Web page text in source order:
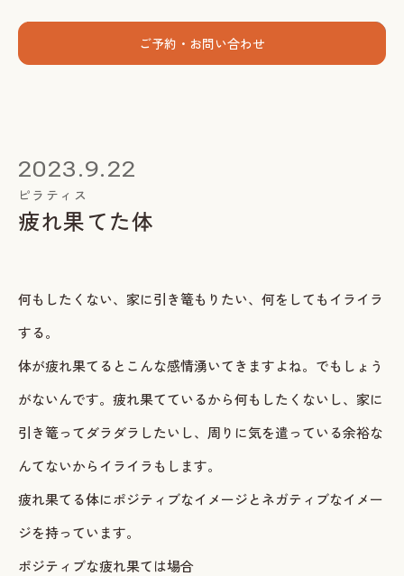
お客様の声
ブログ
ご予約・お問い合わせ
LINEで予約・相談する
ご予約・お問い合わせ
2023.9.22
ピラティス
疲れ果てた体
何もしたくない、家に引き篭もりたい、何をしてもイライラ
する。
体が疲れ果てるとこんな感情湧いてきますよね。でもしょう
がないんです。疲れ果てているから何もしたくないし、家に
引き篭ってダラダラしたいし、周りに気を遣っている余裕な
んてないからイライラもします。
疲れ果てる体にポジティブなイメージとネガティブなイメー
ジを持っています。
ポジティブな疲れ果ては場合